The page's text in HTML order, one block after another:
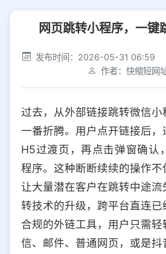
社交平台 电商平台
选择防红平台类型，避免链接被拦截
iOS Android PC 其
选择允许访问的平台类型
网页跳转小程序，一键
发布时间：2026-05-31 06:59
作者：快缩短网
过去，从外部链接跳转微信
一番折腾。用户点开链接后
H5过渡页，再点击弹窗确认
程序。这种断断续续的操作
让大量潜在客户在跳转中途
转技术的升级，跨平台直连
合规的外链工具，用户只需
信、邮件、普通网页，或是